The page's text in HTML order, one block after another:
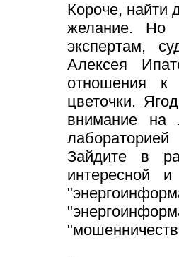
Короче,
желание. Но
экспертам,
Алексея
отношения
цветочки.
внимание на
Зайдите в
интересной